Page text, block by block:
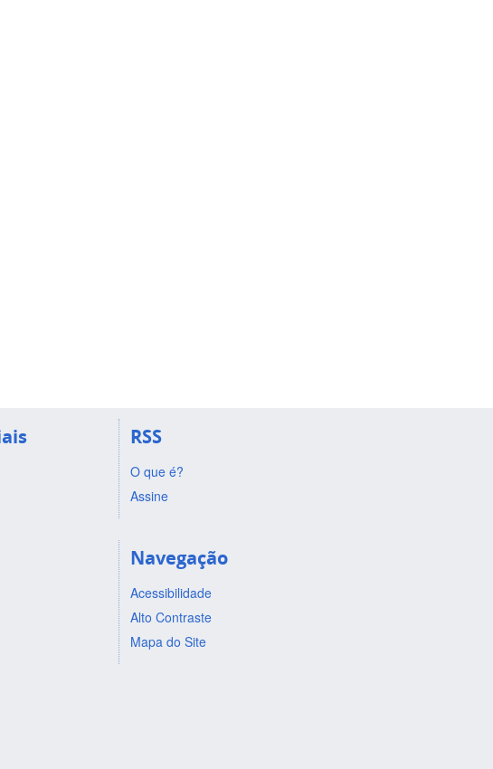
RSS
O que é?
Assine
Navegação
Acessibilidade
Alto Contraste
Mapa do Site